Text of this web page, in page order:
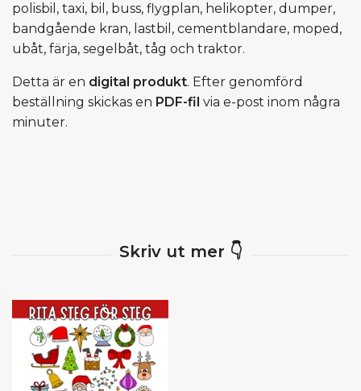
polisbil, taxi, bil, buss, flygplan, helikopter, dumper,
bandgående kran, lastbil, cementblandare, moped,
ubåt, färja, segelbåt, tåg och traktor.
Detta är en digital produkt. Efter genomförd
beställning skickas en PDF-fil via e-post inom några
minuter.